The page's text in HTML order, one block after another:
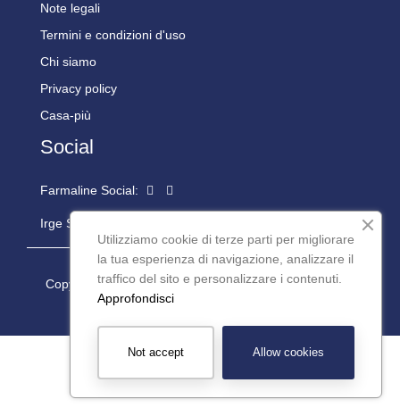
Note legali
Termini e condizioni d'uso
Chi siamo
Privacy policy
Casa-più
Social
Farmaline Social:
Irge Social:
Copyright © 2024 Casapiù S.r.l. P.iva: 08977200016 -
Powered by
Utilizziamo cookie di terze parti per migliorare
la tua esperienza di navigazione, analizzare il
traffico del sito e personalizzare i contenuti.
Approfondisci
Allow cookies
Not accept